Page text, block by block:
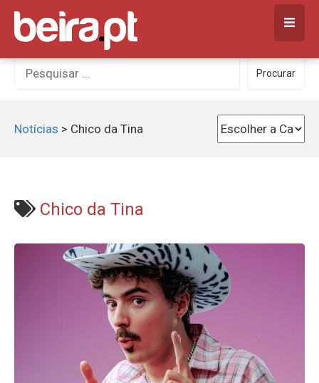
Skip
content
Procurar
por:
Procurar
Notícias > Chico da Tina
Chico da Tina